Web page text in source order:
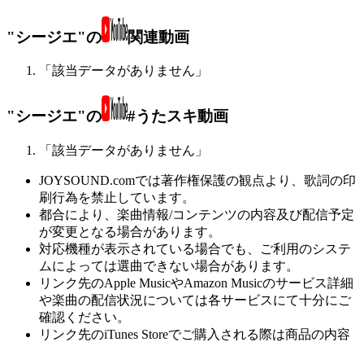
"シージエ"の 関連動画
「該当データがありません」
"シージエ"の #うたスキ動画
「該当データがありません」
JOYSOUND.comでは著作権保護の観点より、歌詞の印
刷行為を禁止しています。
都合により、楽曲情報/コンテンツの内容及び配信予定
が変更となる場合があります。
対応機種が表示されている場合でも、ご利用のシステ
ムによっては選曲できない場合があります。
リンク先のApple MusicやAmazon Musicのサービス詳細
や楽曲の配信状況については各サービスにて十分にご
確認ください。
リンク先のiTunes Storeでご購入される際は商品の内容